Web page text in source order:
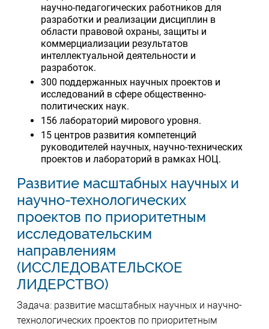
научно-педагогических работников для
разработки и реализации дисциплин в
области правовой охраны, защиты и
коммерциализации результатов
интеллектуальной деятельности и
разработок.
300 поддержанных научных проектов и
исследований в сфере общественно-
политических наук.
156 лабораторий мирового уровня.
15 центров развития компетенций
руководителей научных, научно-технических
проектов и лабораторий в рамках НОЦ.
Развитие масштабных научных и
научно-технологических
проектов по приоритетным
исследовательским
направлениям
(ИССЛЕДОВАТЕЛЬСКОЕ
ЛИДЕРСТВО)
Задача: развитие масштабных научных и научно-
технологических проектов по приоритетным